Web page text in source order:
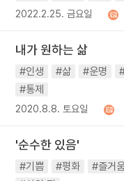
2022.2.25. 금요일
내가 원하는 삶
#인생 #삶 #운명
#통제
2020.8.8. 토요일
'순수한 있음'
#기쁨 #평화 #즐거